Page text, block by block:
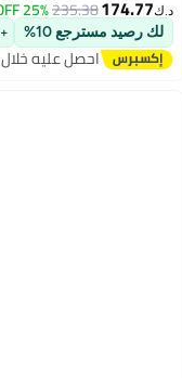
د.ك‏174.77
235.38
25% OFF
لك رصيد مسترجع 10% + 1
احصل عليه خلال